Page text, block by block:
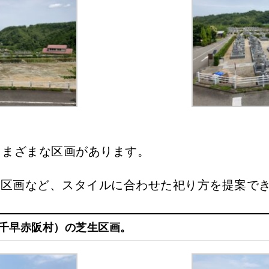
ざまな区画があります。
画など、スタイルに合わせた祀り方を提案で
早赤阪村）の芝生区画。